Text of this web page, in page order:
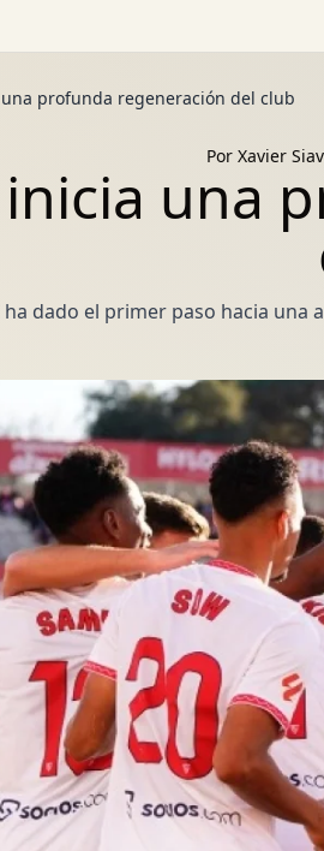
una profunda regeneración del club
Por Xavier
inicia una
ha dado el primer paso hacia